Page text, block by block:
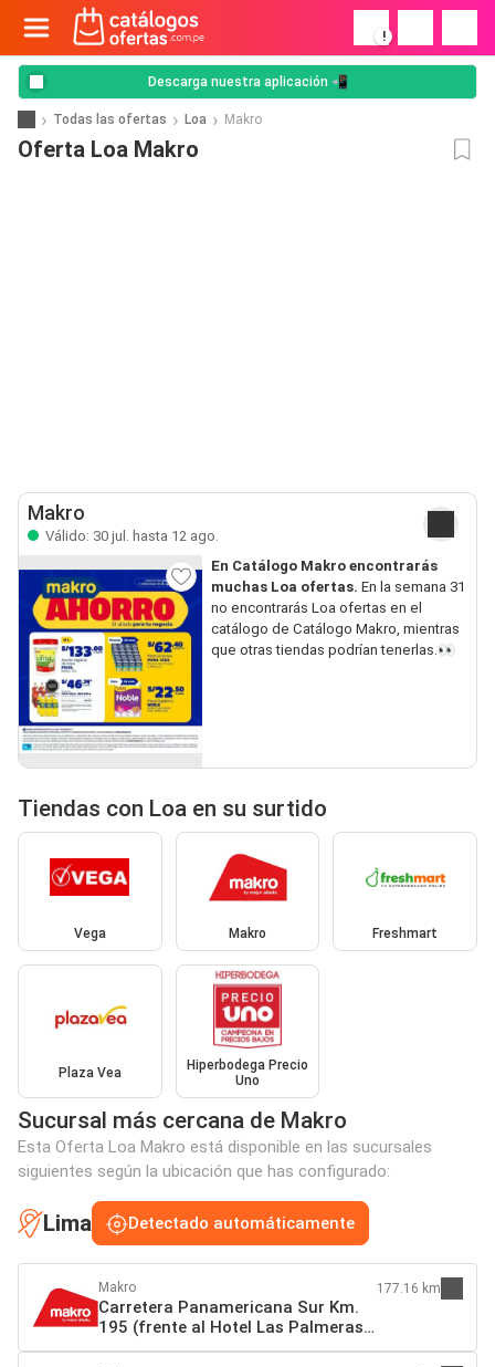
!
Descarga nuestra aplicación 📲
Todas las ofertas Loa Makro
Oferta Loa Makro
Makro
Válido: 30 jul. hasta 12 ago.
En Catálogo Makro encontrarás
muchas Loa ofertas. En la semana 31
no encontrarás Loa ofertas en el
catálogo de Catálogo Makro, mientras
que otras tiendas podrían tenerlas.👀
Tiendas con Loa en su surtido
Vega Makro Freshmart
Plaza Vea
Hiperbodega Precio
Uno
Sucursal más cercana de Makro
Esta Oferta Loa Makro está disponible en las sucursales
siguientes según la ubicación que has configurado:
Lima Detectado automáticamente
Makro
Carretera Panamericana Sur Km.
195 (frente al Hotel Las Palmeras)
Grocio Prado 11702 Chincha Alta
177.16 km